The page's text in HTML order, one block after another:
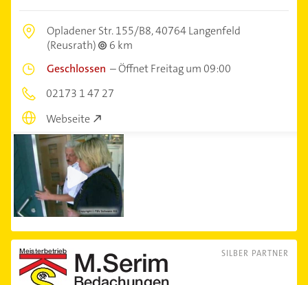
Opladener Str. 155/B8,40764 Langenfeld
(Reusrath)
6 km
Geschlossen –Öffnet Freitag um 09:00
02173 1 47 27
Webseite
SILBER PARTNER